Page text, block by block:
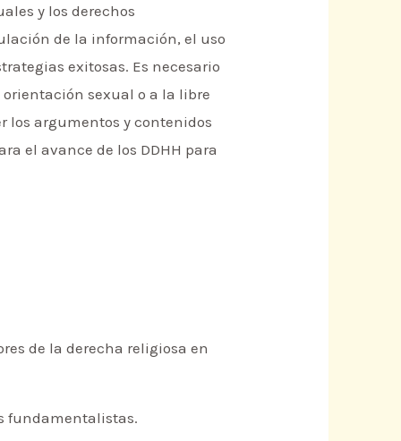
y los derechos
de la información, el uso
exitosas. Es necesario
sexual o a la libre
los argumentos y contenidos
el avance de los DDHH para
de la derecha religiosa en
fundamentalistas.